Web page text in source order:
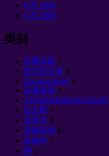
9 月 2008
5 月 2008
类别
主要议题 5
热门的文章 4
Uncategorized 3
反基督者 3
АНТИЦИВИЛИЗАЦИЯ
白太阳 1
无穷大 8
无限空间 82
生物学 3
神 27